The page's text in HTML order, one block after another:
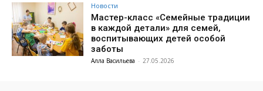
Новости
Мастер-класс «Семейные традиции
в каждой детали» для семей,
воспитывающих детей особой
заботы
Алла Васильева - 27.05.2026